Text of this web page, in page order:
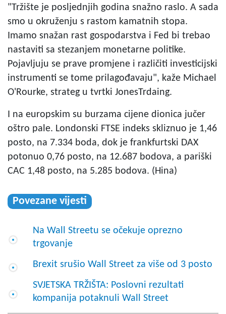
"Tržište je posljednjih godina snažno raslo. A sada
smo u okruženju s rastom kamatnih stopa.
Imamo snažan rast gospodarstva i Fed bi trebao
nastaviti sa stezanjem monetarne politike.
Pojavljuju se prave promjene i različiti investicijski
instrumenti se tome prilagođavaju", kaže Michael
O'Rourke, strateg u tvrtki JonesTrdaing.
I na europskim su burzama cijene dionica jučer
oštro pale. Londonski FTSE indeks skliznuo je 1,46
posto, na 7.334 boda, dok je frankfurtski DAX
potonuo 0,76 posto, na 12.687 bodova, a pariški
CAC 1,48 posto, na 5.285 bodova. (Hina)
Povezane vijesti
Na Wall Streetu se očekuje oprezno
trgovanje
Brexit srušio Wall Street za više od 3 posto
SVJETSKA TRŽIŠTA: Poslovni rezultati
kompanija potaknuli Wall Street